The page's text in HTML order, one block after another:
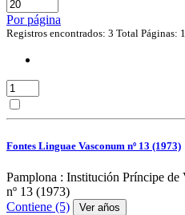
Por página
Registros encontrados: 3 Total Páginas: 1
Fontes Linguae Vasconum nº 13 (1973)
Pamplona : Institución Príncipe de
nº 13 (1973)
Contiene (5)
Ver años